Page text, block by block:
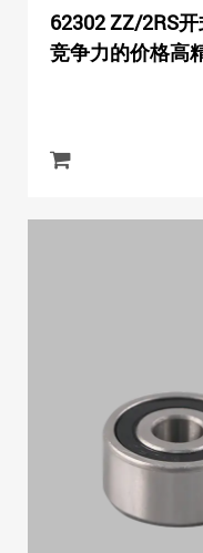
62302 ZZ/2RS
竞争力的价格高